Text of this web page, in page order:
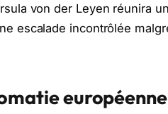
von der Leyen réunira
escalade incontrôlée